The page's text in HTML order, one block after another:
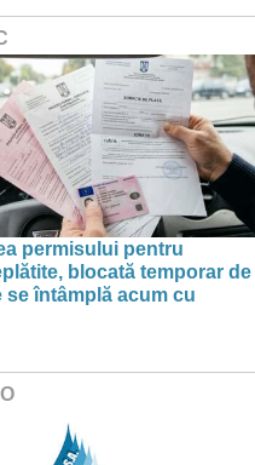
permisului pentru
blocată temporar de
se întâmplă acum cu